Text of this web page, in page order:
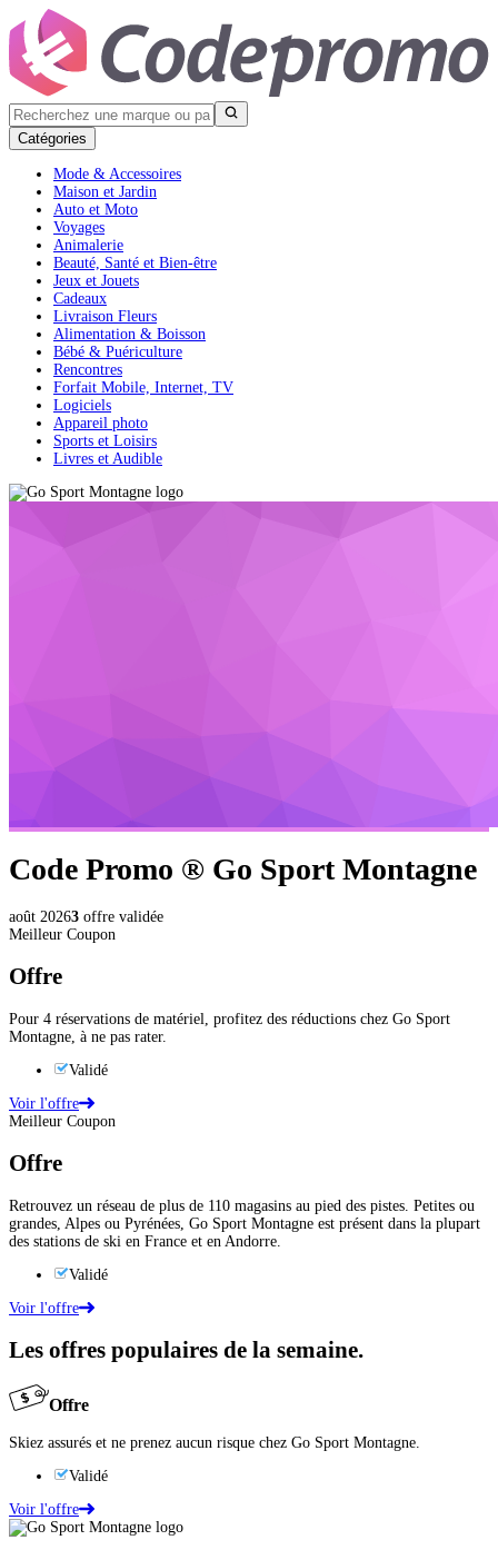
Catégories
Mode & Accessoires
Maison et Jardin
Auto et Moto
Voyages
Animalerie
Beauté, Santé et Bien-être
Jeux et Jouets
Cadeaux
Livraison Fleurs
Alimentation & Boisson
Bébé & Puériculture
Rencontres
Forfait Mobile, Internet, TV
Logiciels
Appareil photo
Sports et Loisirs
Livres et Audible
Code Promo ® Go Sport Montagne
août 20263 offre validée
Meilleur Coupon
Offre
Pour 4 réservations de matériel, profitez des réductions chez Go Sport
Montagne, à ne pas rater.
Validé
Voir l'offre
Meilleur Coupon
Offre
Retrouvez un réseau de plus de 110 magasins au pied des pistes. Petites ou
grandes, Alpes ou Pyrénées, Go Sport Montagne est présent dans la plupart
des stations de ski en France et en Andorre.
Validé
Voir l'offre
Les offres populaires de la semaine.
Offre
Skiez assurés et ne prenez aucun risque chez Go Sport Montagne.
Validé
Voir l'offre